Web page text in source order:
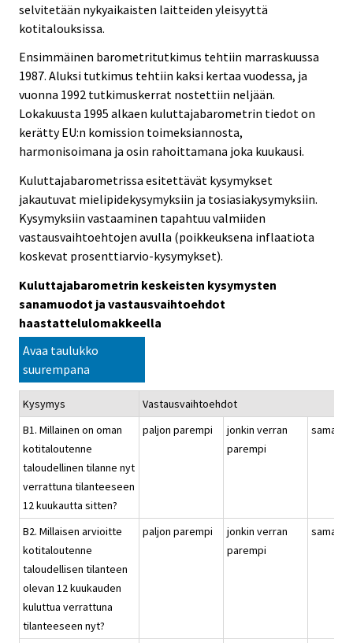
selvitetään nykyaikaisten laitteiden yleisyyttä
kotitalouksissa.
Ensimmäinen barometritutkimus tehtiin marraskuussa
1987. Aluksi tutkimus tehtiin kaksi kertaa vuodessa, ja
vuonna 1992 tutkimuskerrat nostettiin neljään.
Lokakuusta 1995 alkaen kuluttajabarometrin tiedot on
kerätty EU:n komission toimeksiannosta,
harmonisoimana ja osin rahoittamana joka kuukausi.
Kuluttajabarometrissa esitettävät kysymykset
jakautuvat mielipidekysymyksiin ja tosiasiakysymyksiin.
Kysymyksiin vastaaminen tapahtuu valmiiden
vastausvaihtoehtojen avulla (poikkeuksena inflaatiota
koskevat prosenttiarvio-kysymykset).
Kuluttajabarometrin keskeisten kysymysten
sanamuodot ja vastausvaihtoehdot
haastattelulomakkeella
Avaa taulukko
suurempana
Kysymys
Vastausvaihtoehdot
B1. Millainen on oman
kotitaloutenne
taloudellinen tilanne nyt
verrattuna tilanteeseen
12 kuukautta sitten?
paljon parempi
jonkin verran
parempi
B2. Millaisen arvioitte
kotitaloutenne
taloudellisen tilanteen
olevan 12 kuukauden
kuluttua verrattuna
tilanteeseen nyt?
paljon parempi
jonkin verran
parempi